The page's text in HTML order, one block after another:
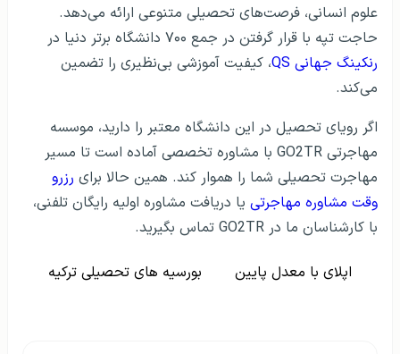
علوم انسانی، فرصت‌های تحصیلی متنوعی ارائه می‌دهد.
حاجت تپه با قرار گرفتن در جمع ۷۰۰ دانشگاه برتر دنیا در
رنکینگ جهانی QS
، کیفیت آموزشی بی‌نظیری را تضمین
می‌کند.
اگر رویای تحصیل در این دانشگاه معتبر را دارید، موسسه
مهاجرتی GO2TR با مشاوره تخصصی آماده است تا مسیر
مهاجرت تحصیلی شما را هموار کند. همین حالا برای رزرو
وقت مشاوره مهاجرتی یا دریافت مشاوره اولیه رایگان تلفنی،
با کارشناسان ما در GO2TR تماس بگیرید.
اپلای با معدل پایین بورسیه های تحصیلی ترکیه